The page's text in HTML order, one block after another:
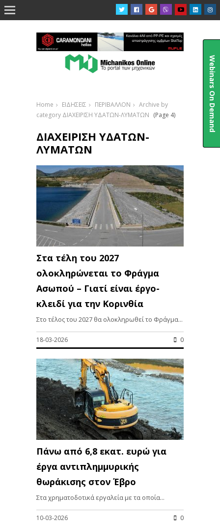

Home ΕΙΔΗΣΕΙΣ ΠΕΡΙΒΑΛΛΟΝ
Archive by
category ΔΙΑΧΕΙΡΙΣΗ ΥΔΑΤΩΝ-ΛΥΜΑΤΩΝ (Page 4)
ΔΙΑΧΕΙΡΙΣΗ ΥΔΑΤΩΝ-
ΛΥΜΑΤΩΝ
Στα τέλη του 2027
ολοκληρώνεται το Φράγμα
Ασωπού – Γιατί είναι έργο-
κλειδί για την Κορινθία
Στο τέλος του 2027 θα ολοκληρωθεί το Φράγμα...
18-03-2026 0
Πάνω από 6,8 εκατ. ευρώ για
έργα αντιπλημμυρικής
θωράκισης στον Έβρο
Στα χρηματοδοτικά εργαλεία με τα οποία...
10-03-2026 0
Webinars On Demand